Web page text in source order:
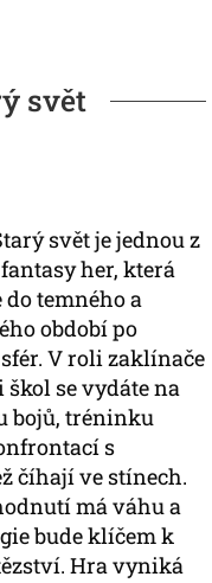
svět
svět je jednou z
her, která
do temného a
období po
V roli zaklínače
škol se vydáte na
bojů, tréninku
s
číhají ve stínech.
má váhu a
bude klíčem k
Hra vyniká